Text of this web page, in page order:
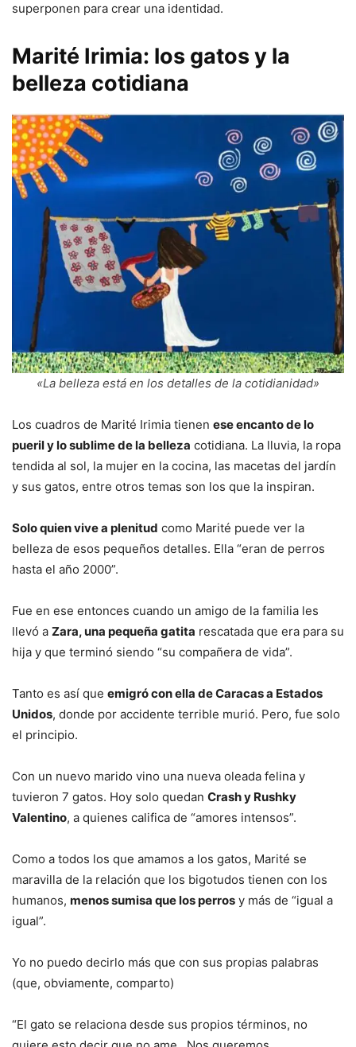
superponen para crear una identidad.
Marité Irimia: los gatos y la
belleza cotidiana
«La belleza está en los detalles de la cotidianidad»
Los cuadros de Marité Irimia tienen ese encanto de lo
pueril y lo sublime de la belleza cotidiana. La lluvia, la ropa
tendida al sol, la mujer en la cocina, las macetas del jardín
y sus gatos, entre otros temas son los que la inspiran.
Solo quien vive a plenitud como Marité puede ver la
belleza de esos pequeños detalles. Ella “eran de perros
hasta el año 2000”.
Fue en ese entonces cuando un amigo de la familia les
llevó a Zara, una pequeña gatita rescatada que era para su
hija y que terminó siendo “su compañera de vida”.
Tanto es así que emigró con ella de Caracas a Estados
Unidos, donde por accidente terrible murió. Pero, fue solo
el principio.
Con un nuevo marido vino una nueva oleada felina y
tuvieron 7 gatos. Hoy solo quedan Crash y Rushky
Valentino, a quienes califica de “amores intensos”.
Como a todos los que amamos a los gatos, Marité se
maravilla de la relación que los bigotudos tienen con los
humanos, menos sumisa que los perros y más de “igual a
igual”.
Yo no puedo decirlo más que con sus propias palabras
(que, obviamente, comparto)
“El gato se relaciona desde sus propios términos, no